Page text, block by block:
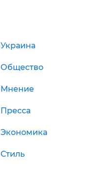
Украина
Общество
Мнение
Пресса
Экономика
Стиль